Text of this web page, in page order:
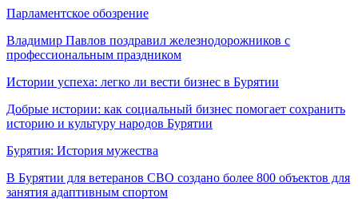
Парламентское обозрение
Владимир Павлов поздравил железнодорожников с
профессиональным праздником
Истории успеха: легко ли вести бизнес в Бурятии
Добрые истории: как социальный бизнес помогает сохранить
историю и культуру народов Бурятии
Бурятия: История мужества
В Бурятии для ветеранов СВО создано более 800 объектов для
занятия адаптивным спортом